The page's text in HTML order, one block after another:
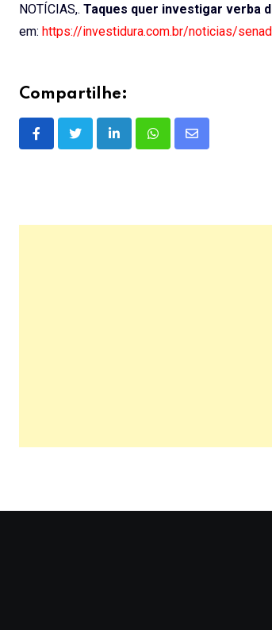
NOTÍCIAS,. Taques quer investigar verba
em: https://investidura.com.br/noticias/
Compartilhe:
LinkedInWhatsappShare